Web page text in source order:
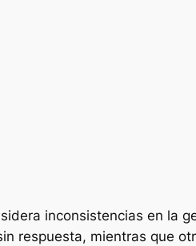
inconsistencias en la
respuesta, mientras que